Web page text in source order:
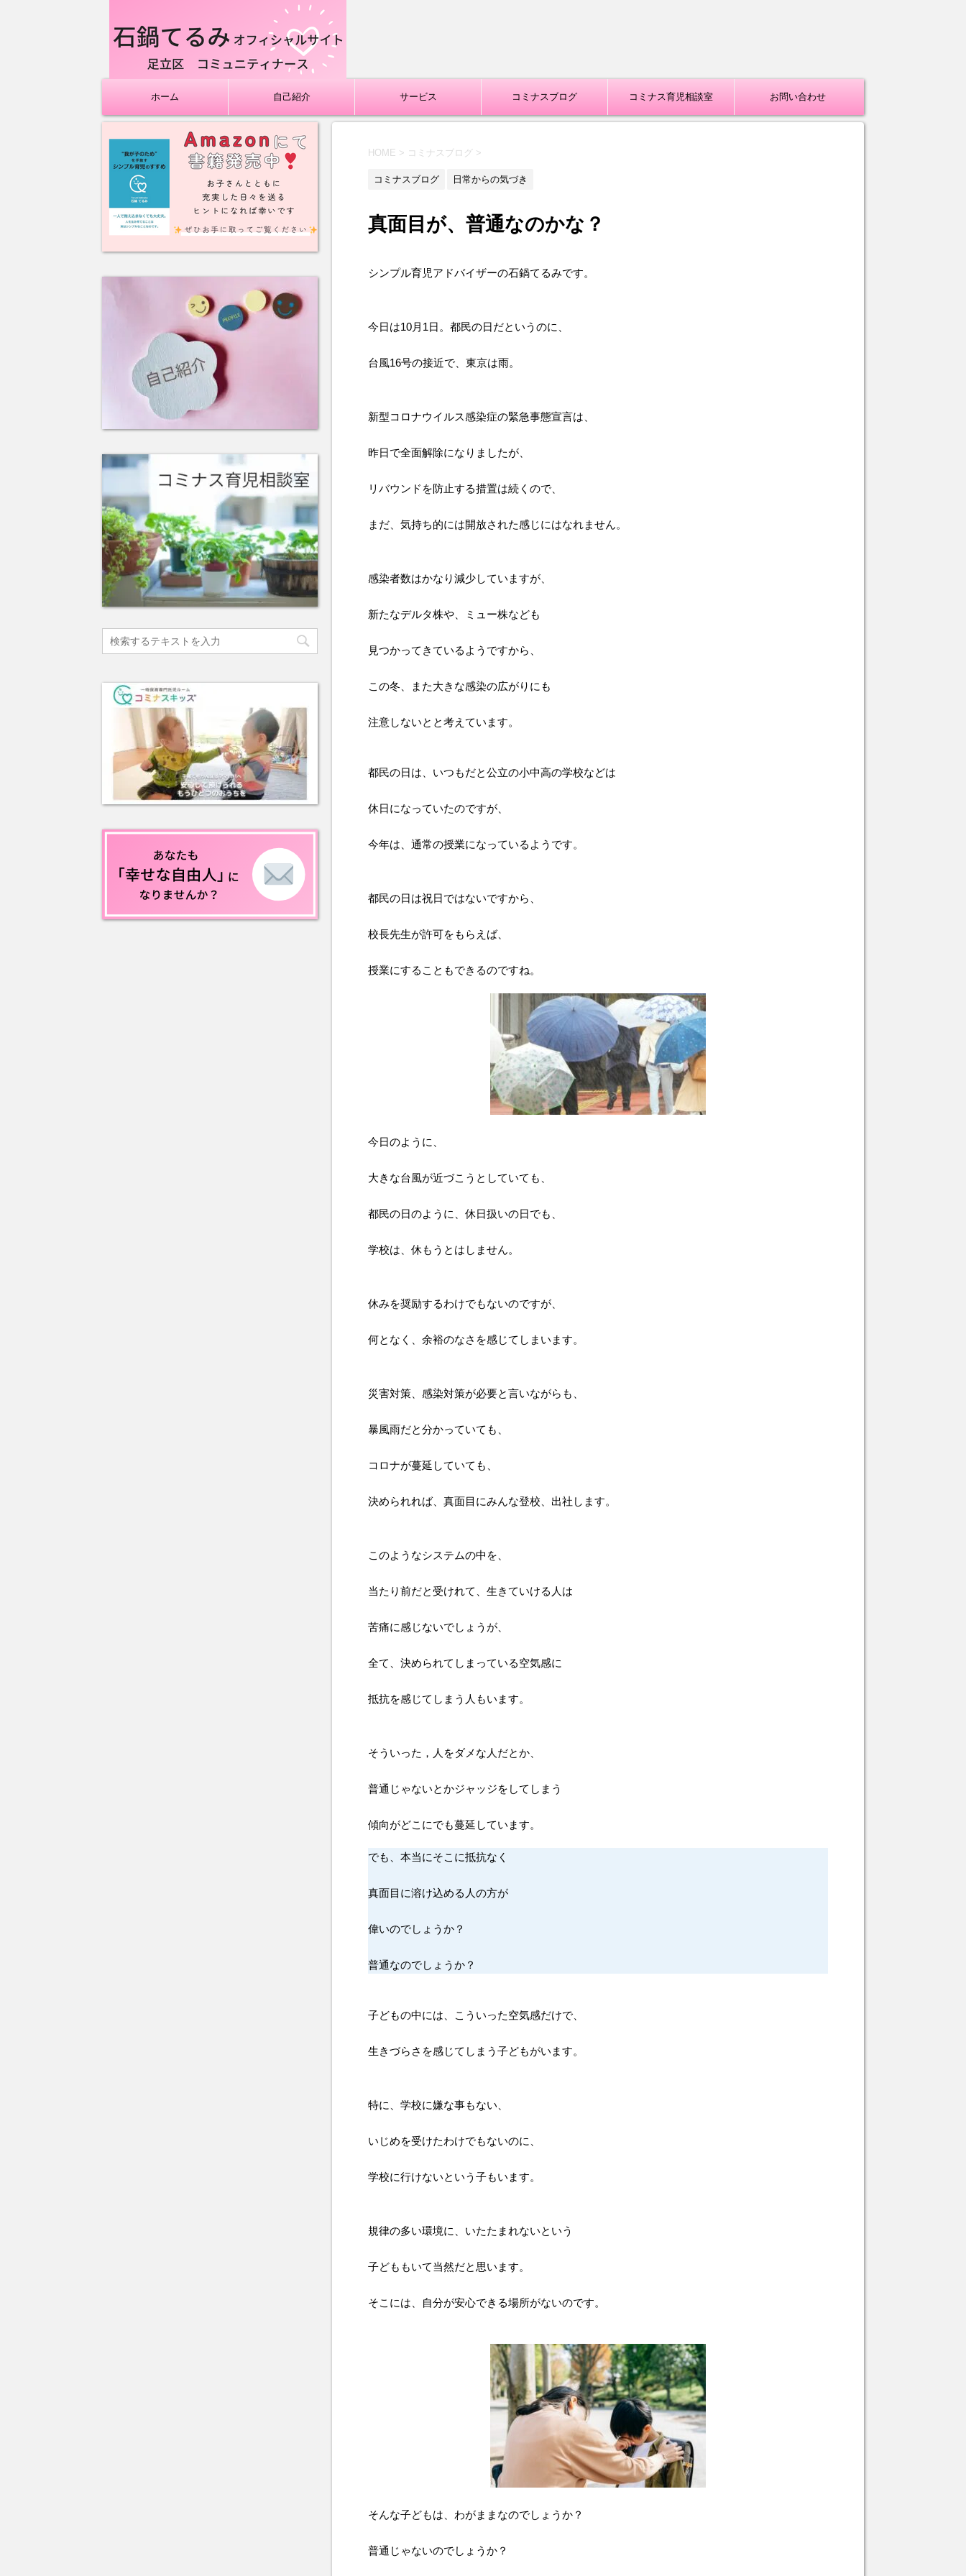
ホーム 自己紹介 サービス コミナスブログ コミナス育児相談室 お問い合わせ
HOME > コミナスブログ >
コミナスブログ 日常からの気づき
真面目が、普通なのかな？
シンプル育児アドバイザーの石鍋てるみです。
今日は10月1日。都民の日だというのに、
台風16号の接近で、東京は雨。
新型コロナウイルス感染症の緊急事態宣言は、
昨日で全面解除になりましたが、
リバウンドを防止する措置は続くので、
まだ、気持ち的には開放された感じにはなれません。
感染者数はかなり減少していますが、
新たなデルタ株や、ミュー株なども
見つかってきているようですから、
この冬、また大きな感染の広がりにも
注意しないとと考えています。
都民の日は、いつもだと公立の小中高の学校などは
休日になっていたのですが、
今年は、通常の授業になっているようです。
都民の日は祝日ではないですから、
校長先生が許可をもらえば、
授業にすることもできるのですね。
今日のように、
大きな台風が近づこうとしていても、
都民の日のように、休日扱いの日でも、
学校は、休もうとはしません。
休みを奨励するわけでもないのですが、
何となく、余裕のなさを感じてしまいます。
災害対策、感染対策が必要と言いながらも、
暴風雨だと分かっていても、
コロナが蔓延していても、
決められれば、真面目にみんな登校、出社します。
このようなシステムの中を、
当たり前だと受けれて、生きていける人は
苦痛に感じないでしょうが、
全て、決められてしまっている空気感に
抵抗を感じてしまう人もいます。
そういった，人をダメな人だとか、
普通じゃないとかジャッジをしてしまう
傾向がどこにでも蔓延しています。
でも、本当にそこに抵抗なく
真面目に溶け込める人の方が
偉いのでしょうか？
普通なのでしょうか？
子どもの中には、こういった空気感だけで、
生きづらさを感じてしまう子どもがいます。
特に、学校に嫌な事もない、
いじめを受けたわけでもないのに、
学校に行けないという子もいます。
規律の多い環境に、いたたまれないという
子どももいて当然だと思います。
そこには、自分が安心できる場所がないのです。
そんな子どもは、わがままなのでしょうか？
普通じゃないのでしょうか？